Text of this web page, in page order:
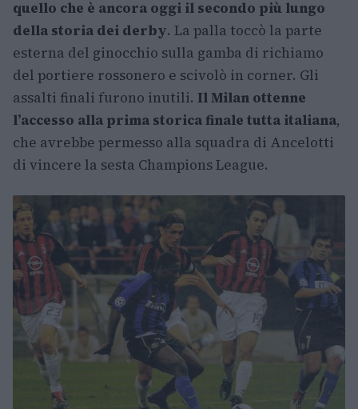
quello che è ancora oggi il secondo più lungo
della storia dei derby. La palla toccò la parte
esterna del ginocchio sulla gamba di richiamo
del portiere rossonero e scivolò in corner. Gli
assalti finali furono inutili. Il Milan ottenne
l’accesso alla prima storica finale tutta italiana,
che avrebbe permesso alla squadra di Ancelotti
di vincere la sesta Champions League.